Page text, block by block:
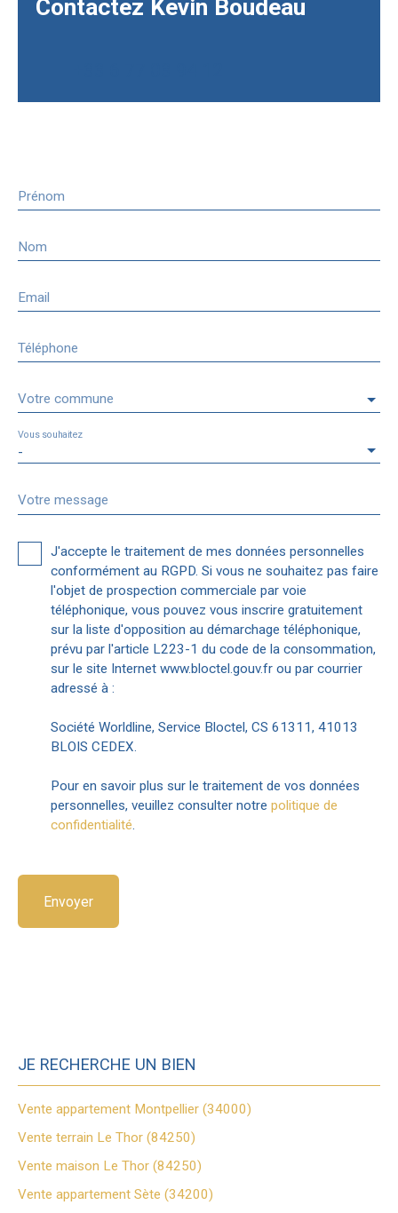
Contactez Kevin Boudeau
Prénom
Nom
Email
Téléphone
Votre commune
-
Vous souhaitez
Votre message
J'accepte le traitement de mes données personnelles
conformément au RGPD. Si vous ne souhaitez pas faire
l'objet de prospection commerciale par voie
téléphonique, vous pouvez vous inscrire gratuitement
sur la liste d'opposition au démarchage téléphonique,
prévu par l'article L223-1 du code de la consommation,
sur le site Internet www.bloctel.gouv.fr ou par courrier
adressé à :
Société Worldline, Service Bloctel, CS 61311, 41013
BLOIS CEDEX.
Pour en savoir plus sur le traitement de vos données
personnelles, veuillez consulter notre politique de
confidentialité.
Envoyer
JE RECHERCHE UN BIEN
Vente appartement Montpellier (34000)
Vente terrain Le Thor (84250)
Vente maison Le Thor (84250)
Vente appartement Sète (34200)